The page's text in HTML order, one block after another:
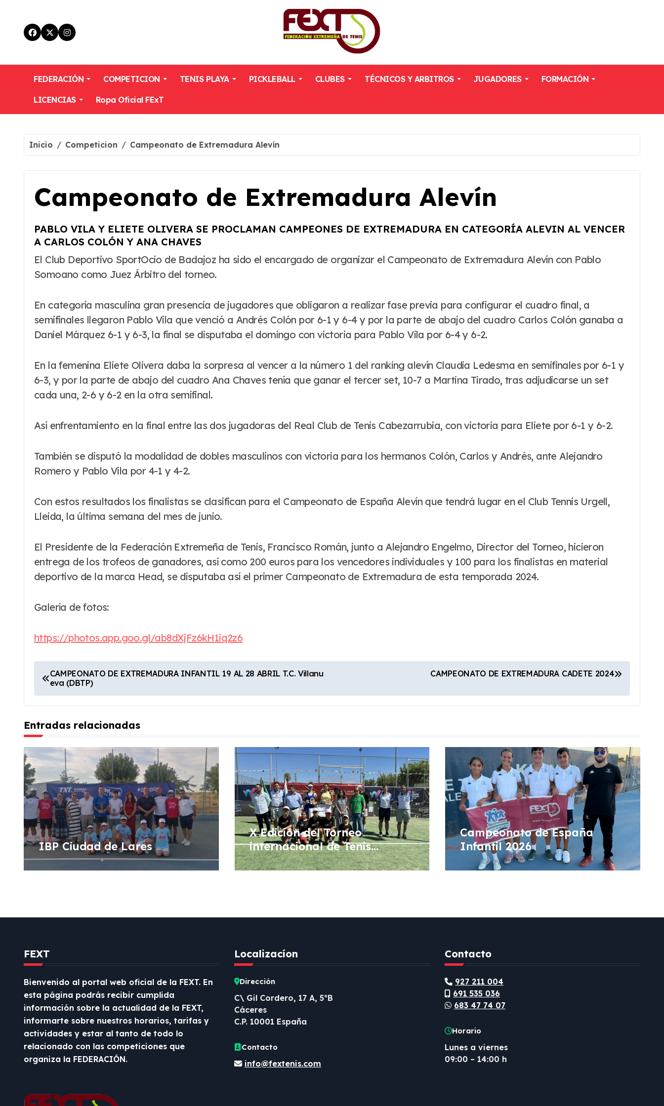
content
FEDERACIÓN COMPETICION TENIS PLAYA PICKLEBALL CLUBES TÉCNICOS Y ARBITROS JUGADORES FORMACIÓN
LICENCIAS Ropa Oficial FExT
Inicio Competicion Campeonato de Extremadura Alevín
Campeonato de Extremadura Alevín
PABLO VILA Y ELIETE OLIVERA SE PROCLAMAN CAMPEONES DE EXTREMADURA EN CATEGORÍA ALEVIN AL VENCER
A CARLOS COLÓN Y ANA CHAVES
El Club Deportivo SportOcio de Badajoz ha sido el encargado de organizar el Campeonato de Extremadura Alevín con Pablo
Somoano como Juez Árbitro del torneo.
En categoría masculina gran presencia de jugadores que obligaron a realizar fase previa para configurar el cuadro final, a
semifinales llegaron Pablo Vila que venció a Andrés Colón por 6-1 y 6-4 y por la parte de abajo del cuadro Carlos Colón ganaba a
Daniel Márquez 6-1 y 6-3, la final se disputaba el domingo con victoria para Pablo Vila por 6-4 y 6-2.
En la femenina Eliete Olivera daba la sorpresa al vencer a la número 1 del ranking alevín Claudia Ledesma en semifinales por 6-1 y
6-3, y por la parte de abajo del cuadro Ana Chaves tenía que ganar el tercer set, 10-7 a Martina Tirado, tras adjudicarse un set
cada una, 2-6 y 6-2 en la otra semifinal.
Así enfrentamiento en la final entre las dos jugadoras del Real Club de Tenis Cabezarrubia, con victoria para Eliete por 6-1 y 6-2.
También se disputó la modalidad de dobles masculinos con victoria para los hermanos Colón, Carlos y Andrés, ante Alejandro
Romero y Pablo Vila por 4-1 y 4-2.
Con estos resultados los finalistas se clasifican para el Campeonato de España Alevín que tendrá lugar en el Club Tennis Urgell,
Lleida, la última semana del mes de junio.
El Presidente de la Federación Extremeña de Tenis, Francisco Román, junto a Alejandro Engelmo, Director del Torneo, hicieron
entrega de los trofeos de ganadores, así como 200 euros para los vencedores individuales y 100 para los finalistas en material
deportivo de la marca Head, se disputaba así el primer Campeonato de Extremadura de esta temporada 2024.
Galería de fotos:
https://photos.app.goo.gl/ab8dXjFz6kH1iq2z6
N
a
v
e
g
a
c
i
ó
n
d
e
t
a
d
a
s
CAMPEONATO DE EXTREMADURA INFANTIL 19 AL 28 ABRIL T.C. Villanu
eva (DBTP)
CAMPEONATO DE EXTREMADURA CADETE 2024
Entradas relacionadas
IBP Ciudad de Lares
X Edición del Torneo
internacional de Tenis
Femenino WTA “Ciudad de
Don Benito”
Campeonato de España
Infantil 2026
FEXT
Bienvenido al portal web oficial de la FEXT. En
esta página podrás recibir cumplida
información sobre la actualidad de la FEXT,
informarte sobre nuestros horarios, tarifas y
actividades y estar al tanto de todo lo
relacionado con las competiciones que
organiza la FEDERACIÓN.
Localizacíon
Dirección
C\ Gil Cordero, 17 A, 5ºB
Cáceres
C.P. 10001 España
Contacto
info@fextenis.com
Contacto
927 211 004
691 535 036
683 47 74 07
Horario
Lunes a viernes
09:00 – 14:00 h